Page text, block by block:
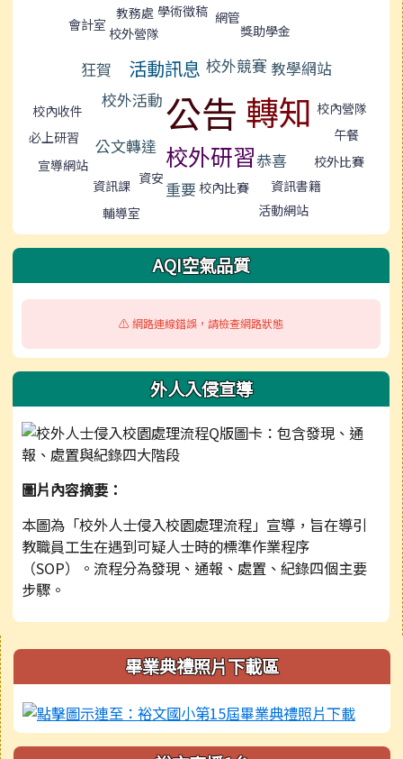
會計室
教務處 學術徵稿
校外營隊
網管
獎助學金
狂賀 活動訊息 校外競賽 教學網站
校內收件 校外活動 公告 轉知 校內營隊
必上研習
公文轉達 校外研習
午餐
宣導網站
恭喜
校外比賽
資訊課 資安
重要 校內比賽
資訊書籍
輔導室
活動網站
AQI空氣品質
⚠️ 網路連線錯誤，請檢查網路狀態
外人入侵宣導
圖片內容摘要：
本圖為「校外人士侵入校園處理流程」宣導，旨在導引
教職員工生在遇到可疑人士時的標準作業程序
（SOP）。流程分為發現、通報、處置、紀錄四個主要
步驟。
右邊區域內容畢業典禮照片下載區